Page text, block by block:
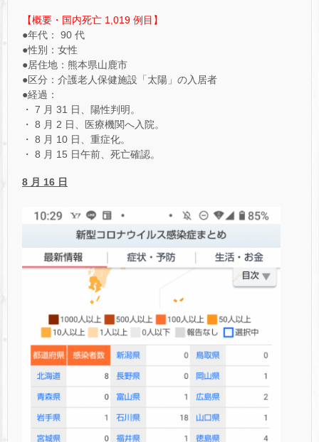
【概要・国内死亡 1,019 例目】
●年代： 90 代
●性別：女性
●居住地：熊本県山鹿市
●区分：介護老人保健施設「太陽」の入居者
●経過：
・ 7 月 31 日、陽性判明。
・ 8 月 2 日、医療機関へ入院。
・ 8 月 10 日、重症化。
・ 8 月 15 日午前、死亡確認。
8 月 16 日